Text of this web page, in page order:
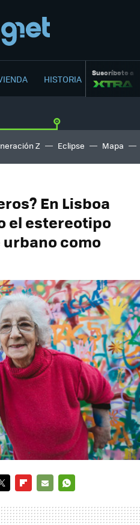
HISTORIA Suscríbete a
Z Eclipse Mapa
En Lisboa
el estereotipo
como
MAIL